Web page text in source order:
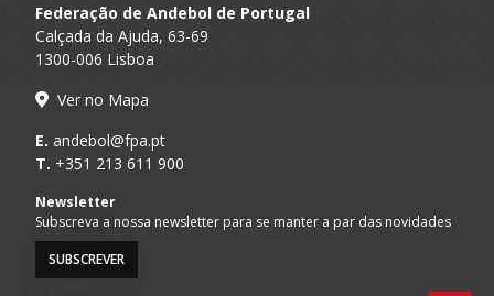
Federação de Andebol de Portugal
Calçada da Ajuda, 63-69
1300-006 Lisboa
Ver no Mapa
E. andebol@fpa.pt
T. +351 213 611 900
Newsletter
Subscreva a nossa newsletter para se manter a par das novidades
SUBSCREVER